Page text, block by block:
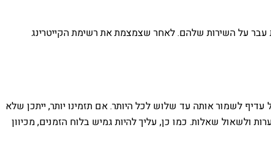
עבר על השירות שלהם. לאחר שצמצמת את רשימת הקייטרינג
לשמור אותה עד שלוש לכל היותר. אם תזמינו יותר, ייתכן שלא
שאלות. כמו כן, עליך להיות גמיש בלוח הזמנים, מכיוון